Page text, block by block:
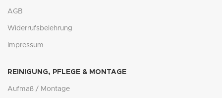
AGB
Widerrufsbelehrung
Impressum
REINIGUNG, PFLEGE & MONTAGE
Aufmaß / Montage